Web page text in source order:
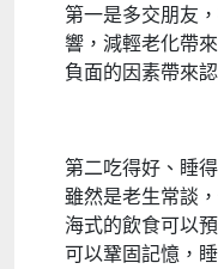
第一是多交朋友
響，減輕老化帶
負面的因素帶來
第二吃得好、睡
雖然是老生常談
海式的飲食可以
可以鞏固記憶，